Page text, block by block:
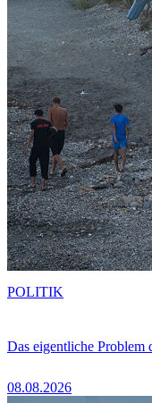
Das eigentliche Problem
08.08.2026
POLITIK